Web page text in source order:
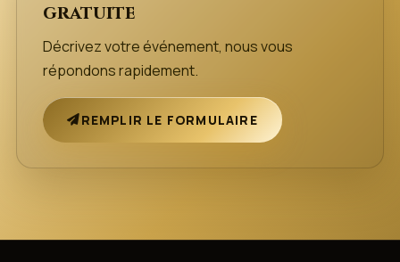
gratuite
Décrivez votre événement, nous vous
répondons rapidement.
REMPLIR LE FORMULAIRE